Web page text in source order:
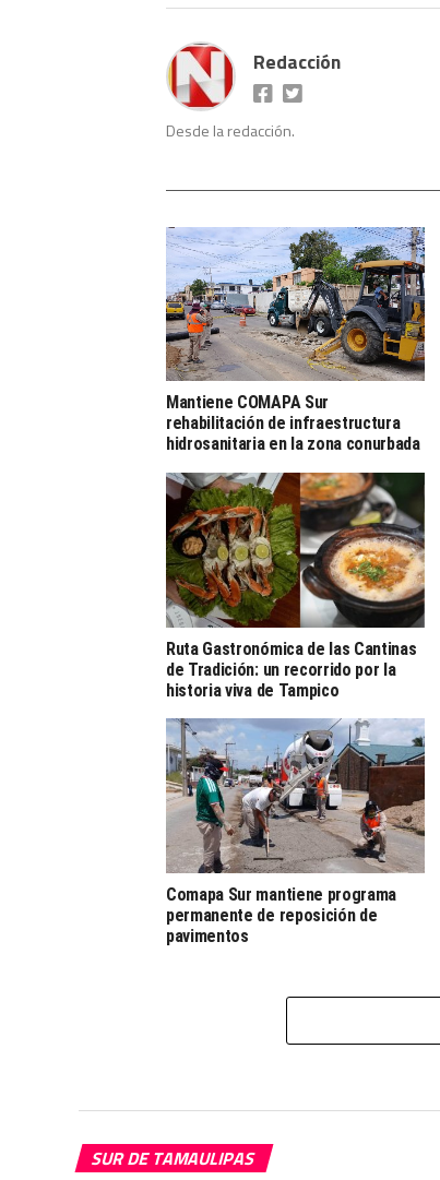
Redacción
Desde la redacción.
Mantiene COMAPA Sur
rehabilitación de infraestructura
hidrosanitaria en la zona conurbada
Ruta Gastronómica de las Cantinas
de Tradición: un recorrido por la
historia viva de Tampico
Comapa Sur mantiene programa
permanente de reposición de
pavimentos
SUR DE TAMAULIPAS